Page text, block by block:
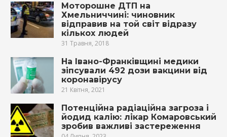
Моторошне ДТП на
Хмельниччині: чиновник
відправив на той світ відразу
кількох людей
31 Травня, 2018
На Івано-Франківщині медики
зіпсували 492 дози вакцини від
коронавірусу
21 Квітня, 2021
Потенційна радіаційна загроза і
йодид калію: лікар Комаровський
зробив важливі застереження